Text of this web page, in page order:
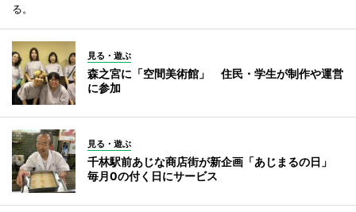
る。
見る・遊ぶ
森之宮に「空間美術館」 住民・学生が制作や運営
に参加
見る・遊ぶ
千林駅前あじな商店街が新企画「あじまるの日」
毎月0の付く日にサービス